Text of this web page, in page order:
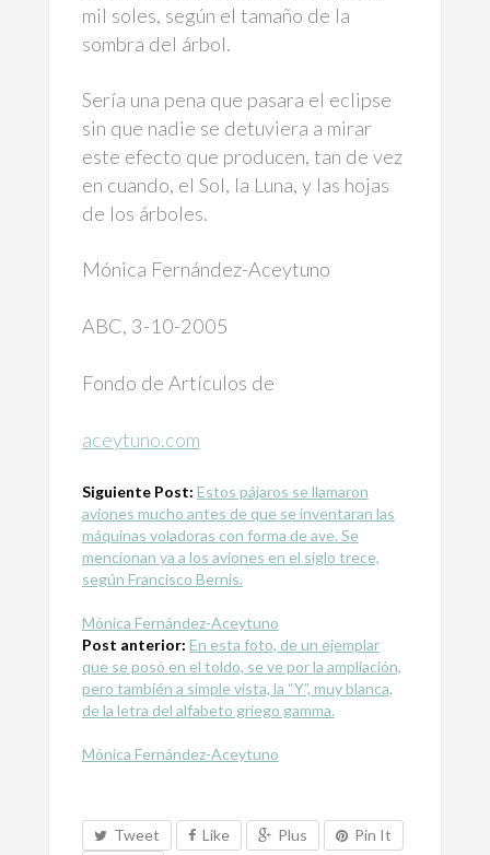
mil soles, según el tamaño de la
sombra del árbol.
Sería una pena que pasara el eclipse
sin que nadie se detuviera a mirar
este efecto que producen, tan de vez
en cuando, el Sol, la Luna, y las hojas
de los árboles.
Mónica Fernández-Aceytuno
ABC, 3-10-2005
Fondo de Artículos de
aceytuno.com
Siguiente Post: Estos pájaros se llamaron
aviones mucho antes de que se inventaran las
máquinas voladoras con forma de ave. Se
mencionan ya a los aviones en el siglo trece,
según Francisco Bernis.
Mónica Fernández-Aceytuno
Post anterior: En esta foto, de un ejemplar
que se posó en el toldo, se ve por la ampliación,
pero también a simple vista, la “Y”, muy blanca,
de la letra del alfabeto griego gamma.
Mónica Fernández-Aceytuno
Tweet Like Plus
Pin It